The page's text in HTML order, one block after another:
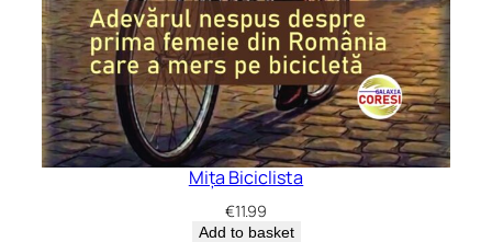
Mița Biciclista
€11.99
Add to basket